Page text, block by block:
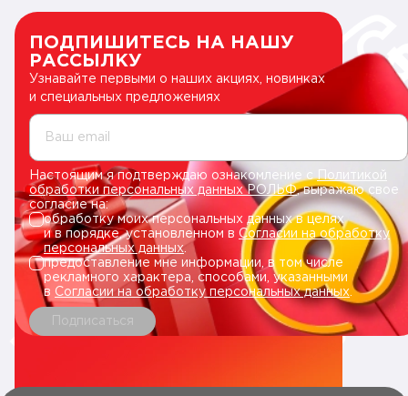
ПОДПИШИТЕСЬ НА НАШУ
РАССЫЛКУ
Узнавайте первыми о наших акциях, новинках
и специальных предложениях
Ваш email
Настоящим я подтверждаю ознакомление сПолитикой
обработки персональных данных РОЛЬФ, выражаю свое
согласие на:
обработку моих персональных данных в целях
и в порядке, установленном в Согласии на обработку
персональных данных.
предоставление мне информации, в том числе
рекламного характера, способами, указанными
в Согласии на обработку персональных данных
Подписаться